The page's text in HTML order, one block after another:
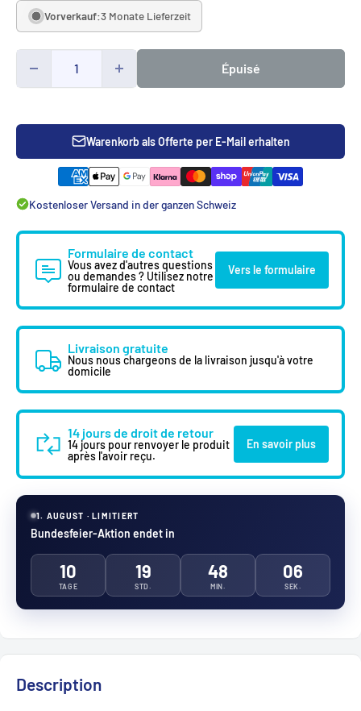
Vorverkauf:3 Monate Lieferzeit
Épuisé
Warenkorb als Offerte per E-Mail erhalten
Kostenloser Versand in der ganzen Schweiz
Formulaire de contact
Vous avez d'autres questions
ou demandes ? Utilisez notre
formulaire de contact
Vers le formulaire
Livraison gratuite
Nous nous chargeons de la livraison jusqu'à votre
domicile
14 jours de droit de retour
14 jours pour renvoyer le produit
après l'avoir reçu.
En savoir plus
1. AUGUST · LIMITIERT
Bundesfeier-Aktion endet in
10
TAGE
19
STD.
48
MIN.
06
SEK.
Description